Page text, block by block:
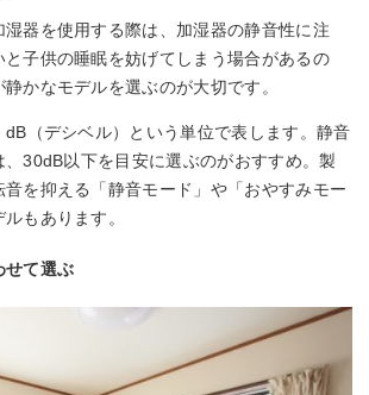
器を使用する際は、加湿器の静音性に注
と子供の睡眠を妨げてしまう場合があるの
かなモデルを選ぶのが大切です。
（デシベル）という単位で表します。静音
30dB以下を目安に選ぶのがおすすめ。製
を抑える「静音モード」や「おやすみモー
もあります。
せて選ぶ